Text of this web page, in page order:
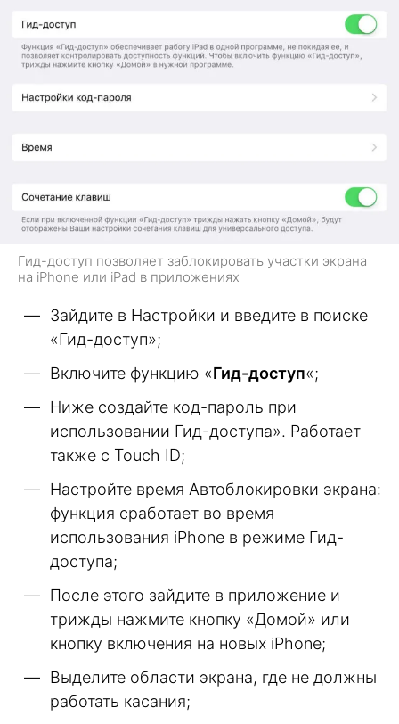
Гид-доступ позволяет заблокировать участки экрана
на iPhone или iPad в приложениях
Зайдите в Настройки и введите в поиске
«Гид-доступ»;
Включите функцию «Гид-доступ«;
Ниже создайте код-пароль при
использовании Гид-доступа». Работает
также с Touch ID;
Настройте время Автоблокировки экрана:
функция сработает во время
использования iPhone в режиме Гид-
доступа;
После этого зайдите в приложение и
трижды нажмите кнопку «Домой» или
кнопку включения на новых iPhone;
Выделите области экрана, где не должны
работать касания;